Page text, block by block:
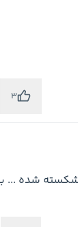
3
... با حد ضرر 23600